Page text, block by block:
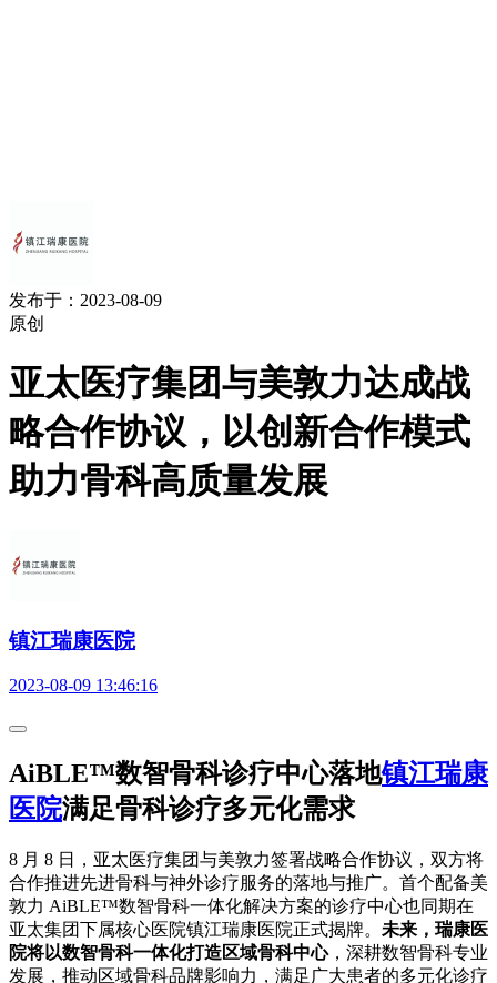
发布于：2023-08-09
原创
亚太医疗集团与美敦力达成战
略合作协议，以创新合作模式
助力骨科高质量发展
镇江瑞康医院
2023-08-09 13:46:16
AiBLE™数智骨科诊疗中心落地镇江瑞康
医院满足骨科诊疗多元化需求
8 月 8 日，亚太医疗集团与美敦力签署战略合作协议，双方将
合作推进先进骨科与神外诊疗服务的落地与推广。首个配备美
敦力 AiBLE™数智骨科一体化解决方案的诊疗中心也同期在
亚太集团下属核心医院镇江瑞康医院正式揭牌。 未来，瑞康医
院将以数智骨科一体化打造区域骨科中心，深耕数智骨科专业
发展，推动区域骨科品牌影响力，满足广大患者的多元化诊疗